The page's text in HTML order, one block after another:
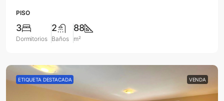
PISO
3
Dormitorios
2
Baños
88
m²
ETIQUETA DESTACADA VENDA